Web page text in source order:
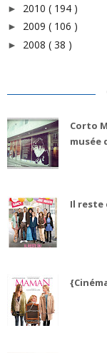
► 2010 ( 194 )
► 2009 ( 106 )
► 2008 ( 38 )
Corto
musée
Il reste